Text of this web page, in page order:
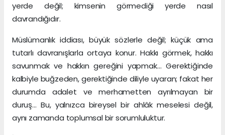
yerde değil; kimsenin görmediği yerde nasıl
davrandığıdır.
Müslümanlık iddiası, büyük sözlerle değil; küçük ama
tutarlı davranışlarla ortaya konur. Hakkı görmek, hakkı
savunmak ve hakkın gereğini yapmak… Gerektiğinde
kalbiyle buğzeden, gerektiğinde diliyle uyaran; fakat her
durumda adalet ve merhametten ayrılmayan bir
duruş… Bu, yalnızca bireysel bir ahlâk meselesi değil,
aynı zamanda toplumsal bir sorumluluktur.